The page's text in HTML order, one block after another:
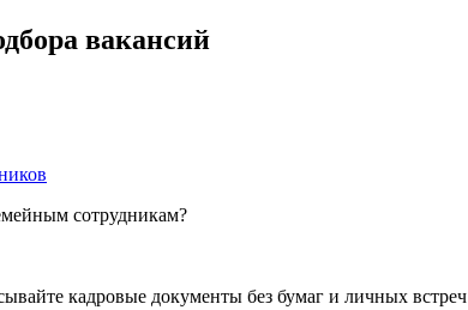
вакансий
сотрудникам?
кадровые документы без бумаг и личных встреч